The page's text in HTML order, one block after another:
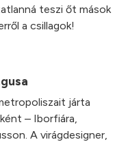
teszi őt mások
a csillagok!
járta
– Iborfiára,
A virágdesigner,